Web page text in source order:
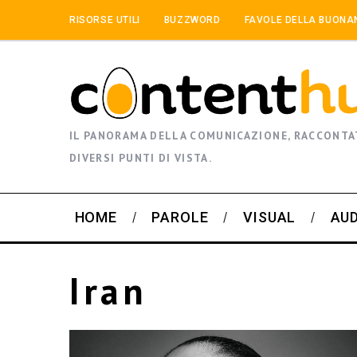
RISORSE UTILI BUZZWORD FAVOLE DELLA
IL PANORAMA DELLA COMUNICAZIONE,
DIVERSI PUNTI DI VISTA.
HOME PAROLE VISUAL
Iran